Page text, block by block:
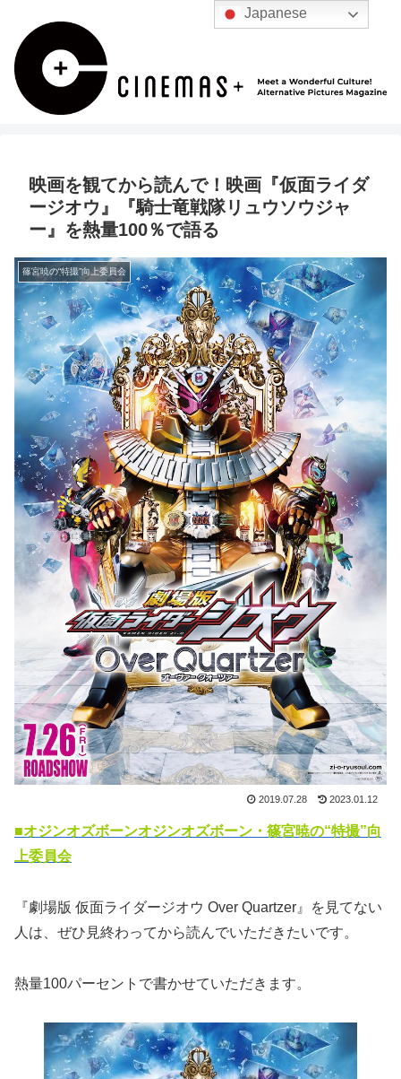
映画を観てから読んで！映画『仮面ライダ
ージオウ』『騎士竜戦隊リュウソウジャ
ー』を熱量100％で語る
篠宮暁の“特撮”向上委員会
2019.07.28 2023.01.12
■オジンオズボーンオジンオズボーン・篠宮暁の“特撮”向
上委員会
『劇場版 仮面ライダージオウ Over Quartzer』を見てない
人は、ぜひ見終わってから読んでいただきたいです。
熱量100パーセントで書かせていただきます。
Japanese